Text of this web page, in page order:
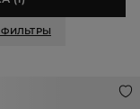
ФИЛЬТРЫ